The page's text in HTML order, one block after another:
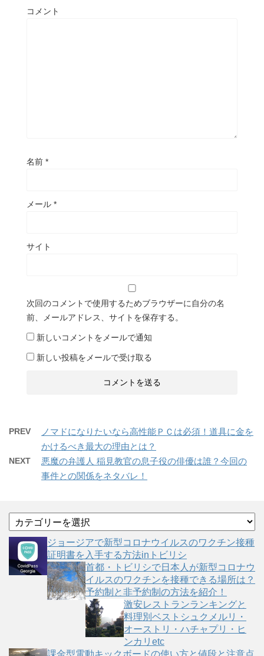
コメント
名前 *
メール *
サイト
次回のコメントで使用するためブラウザーに自分の名
前、メールアドレス、サイトを保存する。
新しいコメントをメールで通知
新しい投稿をメールで受け取る
PREV
ノマドになりたいなら高性能ＰＣは必須！道具に金を
かけるべき最大の理由とは？
NEXT
悪魔の弁護人 稲見教官の息子役の俳優は誰？今回の
事件との関係をネタバレ！
テ
ゴ
ー
ジョージアで新型コロナウイルスのワクチン接種
証明書を入手する方法inトビリシ
首都・トビリシで日本人が新型コロナウ
イルスのワクチンを接種できる場所は？
予約制と非予約制の方法を紹介！
激安レストランランキングと
料理別ベストシュクメルリ・
オーストリ・ハチャプリ・ヒ
ンカリetc
課金型電動キックボードの使い方と値段と注意点